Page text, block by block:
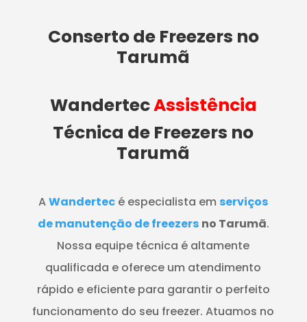
Conserto de Freezers no
Tarumã
WandertecAssistência
Técnica de Freezers no
Tarumã
AWandertec é especialista em serviços
de manutenção de freezers no Tarumã.
Nossa equipe técnica é altamente
qualificada e oferece um atendimento
rápido e eficiente para garantir o perfeito
funcionamento do seu freezer. Atuamos no